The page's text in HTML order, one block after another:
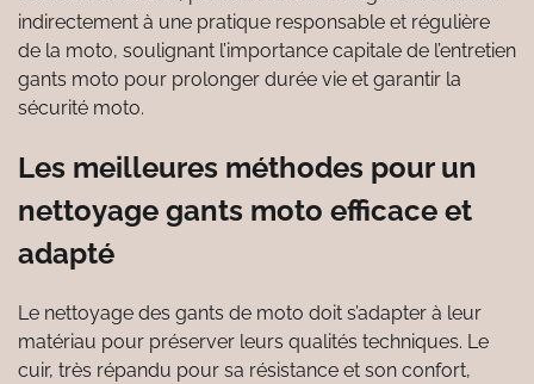
indirectement à une pratique responsable et régulière
de la moto, soulignant l’importance capitale de l’entretien
gants moto pour prolonger durée vie et garantir la
sécurité moto.
Les meilleures méthodes pour un
nettoyage gants moto efficace et
adapté
Le nettoyage des gants de moto doit s’adapter à leur
matériau pour préserver leurs qualités techniques. Le
cuir, très répandu pour sa résistance et son confort,